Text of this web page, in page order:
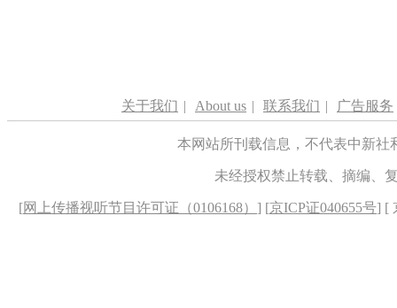
关于我们 | About us | 联系我们 | 广告服务
本网站所刊载信息，不代表中新
未经授权禁止转载、摘编、
[网上传播视听节目许可证（0106168） ] [京ICP证040655号] [